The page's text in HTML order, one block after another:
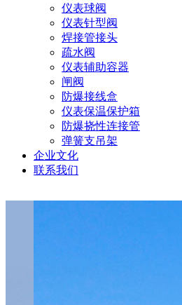
仪表球阀
仪表针型阀
焊接管接头
疏水阀
仪表辅助容器
闸阀
防爆接线盒
仪表保温保护箱
防爆挠性连接管
弹簧支吊架
企业文化
联系我们